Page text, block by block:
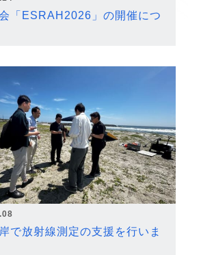
「ESRAH2026」の開催につ
で放射線測定の支援を行いま